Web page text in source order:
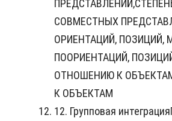
СОВМЕСТНЫХ
ОРИЕНТАЦИЙ, ПОЗИЦИЙ,
ПООРИЕНТАЦИЙ,
ОТНОШЕНИЮ К
К ОБЪЕКТАМ
12. Групповая